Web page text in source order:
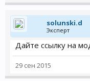
solunski.d
Эксперт
Дайте ссылку на
29 сен 2015